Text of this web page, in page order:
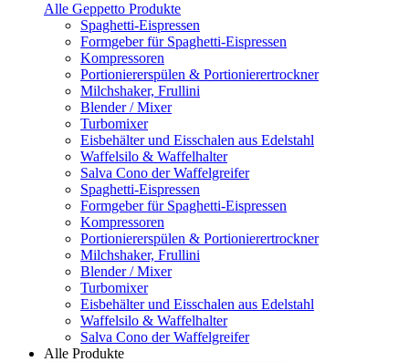
Alle Geppetto Produkte
Spaghetti-Eispressen
Formgeber für Spaghetti-Eispressen
Kompressoren
Portioniererspülen & Portionierertrockner
Milchshaker, Frullini
Blender / Mixer
Turbomixer
Eisbehälter und Eisschalen aus Edelstahl
Waffelsilo & Waffelhalter
Salva Cono der Waffelgreifer
Spaghetti-Eispressen
Formgeber für Spaghetti-Eispressen
Kompressoren
Portioniererspülen & Portionierertrockner
Milchshaker, Frullini
Blender / Mixer
Turbomixer
Eisbehälter und Eisschalen aus Edelstahl
Waffelsilo & Waffelhalter
Salva Cono der Waffelgreifer
Alle Produkte